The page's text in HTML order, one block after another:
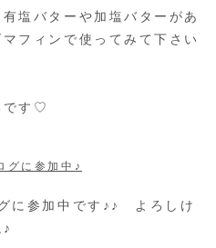
塩バターや加塩バターがあ
フィンで使ってみて下さい
です♡
グに参加中♪
に参加中です♪♪ よろしけ